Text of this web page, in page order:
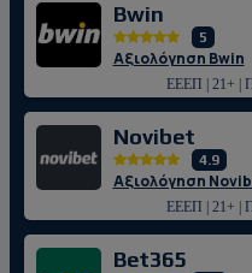
Bwin
5
Αξιολόγηση Bwin
ΕΕΕΠ | 21+
Novibet
4.9
Αξιολόγηση
ΕΕΕΠ | 21+
Bet365